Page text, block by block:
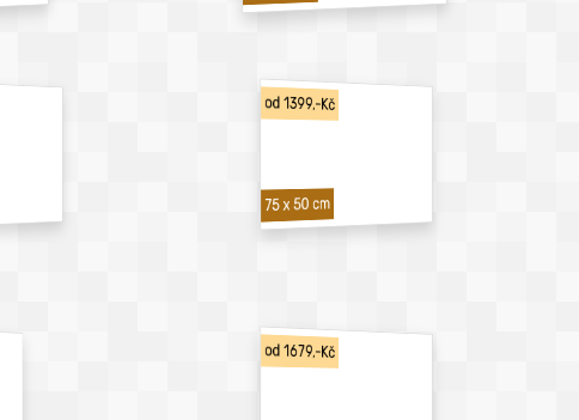
od 1399,-Kč
75 x 50 cm
od 1679,-Kč